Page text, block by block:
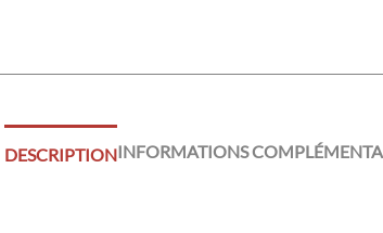
DESCRIPTIONINFORMATIONS